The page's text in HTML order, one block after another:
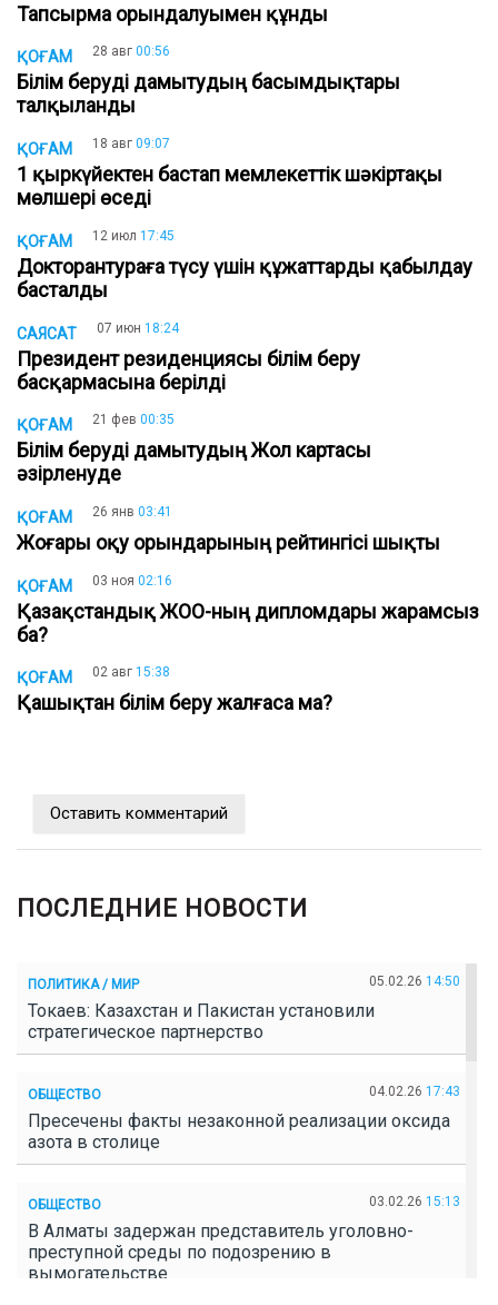
Тапсырма орындалуымен құнды
ҚОҒАМ 28 авг 00:56
Білім беруді дамытудың басымдықтары
талқыланды
ҚОҒАМ 18 авг 09:07
1 қыркүйектен бастап мемлекеттік шәкіртақы
мөлшері өседі
ҚОҒАМ 12 июл 17:45
Докторантураға түсу үшін құжаттарды қабылдау
басталды
САЯСАТ 07 июн 18:24
Президент резиденциясы білім беру
басқармасына берілді
ҚОҒАМ 21 фев 00:35
Білім беруді дамытудың Жол картасы
әзірленуде
ҚОҒАМ 26 янв 03:41
Жоғары оқу орындарының рейтингісі шықты
ҚОҒАМ 03 ноя 02:16
Қазақстандық ЖОО-ның дипломдары жарамсыз
ба?
ҚОҒАМ 02 авг 15:38
Қашықтан білім беру жалғаса ма?
Оставить комментарий
ПОСЛЕДНИЕ НОВОСТИ
ПОЛИТИКА / МИР 05.02.26 14:50
Токаев: Казахстан и Пакистан установили
стратегическое партнерство
ОБЩЕСТВО 04.02.26 17:43
Пресечены факты незаконной реализации оксида
азота в столице
ОБЩЕСТВО 03.02.26 15:13
В Алматы задержан представитель уголовно-
преступной среды по подозрению в
вымогательстве